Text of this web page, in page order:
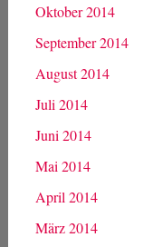
Oktober 2014
September 2014
August 2014
Juli 2014
Juni 2014
Mai 2014
April 2014
März 2014